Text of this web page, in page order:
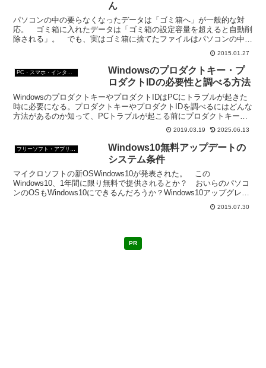
ん
パソコンの中の要らなくなったデータは「ゴミ箱へ」が一般的な対
応。 ゴミ箱に入れたデータは「ゴミ箱の設定容量を超えると自動削
除される」。 でも、実はゴミ箱に捨てたファイルはパソコンの中か
らなくなったわけではないのだ。ファイルをゴミ箱に入れるこ...2015.01.27
Windowsのプロダクトキー・プ
ロダクトIDの必要性と調べる方法
WindowsのプロダクトキーやプロダクトIDはPCにトラブルが起きた
時に必要になる。プロダクトキーやプロダクトIDを調べるにはどんな
方法があるのか知って、PCトラブルが起こる前にプロダクトキーや
2019.03.19 2025.06.13
Windows10無料アップデートの
システム条件
マイクロソフトの新OSWindows10が発表された。 この
Windows10、1年間に限り無料で提供されるとか？ おいらのパソコ
ンのOSもWindows10にできるんだろうか？Windows10アップグレー
2015.07.30
PR